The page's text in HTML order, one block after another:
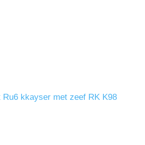
Ru6 kkayser met zeef RK K98